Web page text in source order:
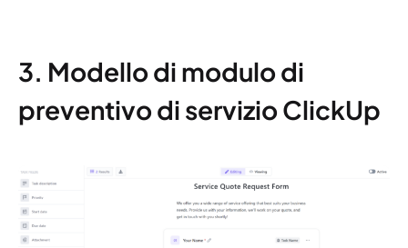
3. Modello di modulo di
preventivo di servizio ClickUp